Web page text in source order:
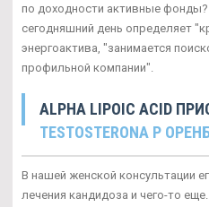
по доходности активные
сегодняшний день определяет
энергоактива, "занимается
профильной компании".
ALPHA LIPOIC ACID
TESTOSTERONA P
В нашей женской консультации
лечения кандидоза и чего-то